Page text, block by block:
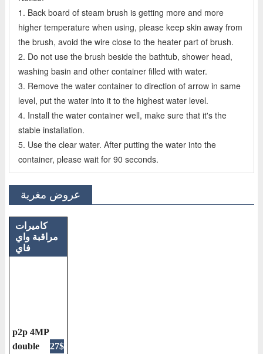
1. Back board of steam brush is getting more and more
higher temperature when using, please keep skin away from
the brush, avoid the wire close to the heater part of brush.
2. Do not use the brush beside the bathtub, shower head,
washing basin and other container filled with water.
3. Remove the water container to direction of arrow in same
level, put the water into it to the highest water level.
4. Install the water container well, make sure that it's the
stable installation.
5. Use the clear water. After putting the water into the
container, please wait for 90 seconds.
عروض مغرية
كاميرات
مراقبة واي
فاي
p2p 4MP
double
27$